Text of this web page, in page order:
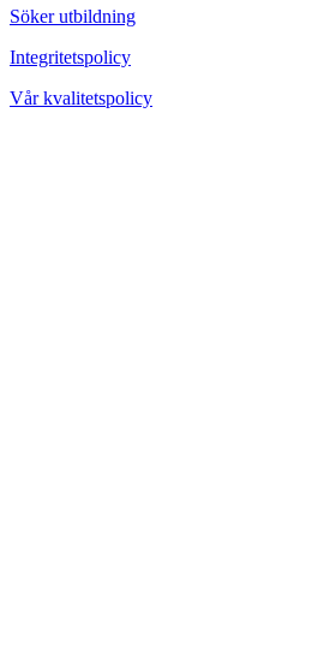
Söker utbildning
Integritetspolicy
Vår kvalitetspolicy